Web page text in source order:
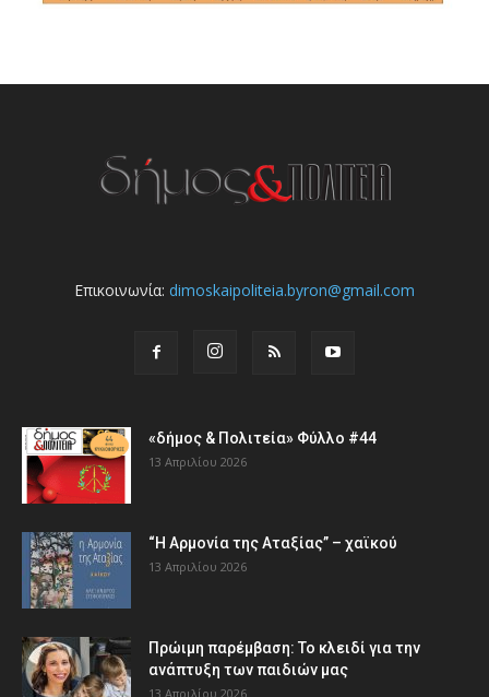
Επικοινωνία: dimoskaipoliteia.byron@gmail.com
«δήμος & Πολιτεία» Φύλλο #44
13 Απριλίου 2026
“Η Αρμονία της Αταξίας” – χαϊκού
13 Απριλίου 2026
Πρώιμη παρέμβαση: Το κλειδί για την
ανάπτυξη των παιδιών µας
13 Απριλίου 2026